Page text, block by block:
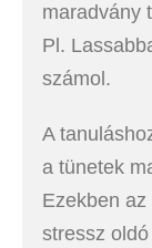
maradvány
Pl.
számol.
A
a tünetek
Ezekben
stressz